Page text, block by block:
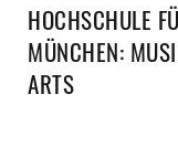
HOCHSCHULE
MÜNCHEN:
ARTS